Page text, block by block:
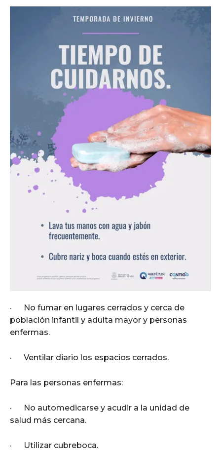
· No fumar en lugares cerrados y cerca de
población infantil y adulta mayor y personas
enfermas.
· Ventilar diario los espacios cerrados.
Para las personas enfermas:
· No automedicarse y acudir a la unidad de
salud más cercana.
· Utilizar cubreboca.